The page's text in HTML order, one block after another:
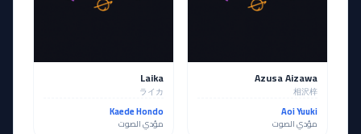
Azusa Aizawa
相沢梓
Aoi Yuuki
مؤدي الصوت
Laika
ライカ
Kaede Hondo
مؤدي الصوت